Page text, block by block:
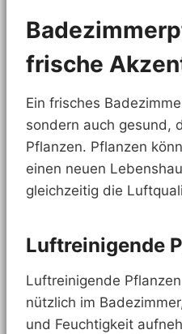
frische
Ein frisches
sondern auch gesund,
Pflanzen. Pflanzen
einen neuen
gleichzeitig die
Luftreinigende
Luftreinigende
nützlich im
und Feuchtigkeit